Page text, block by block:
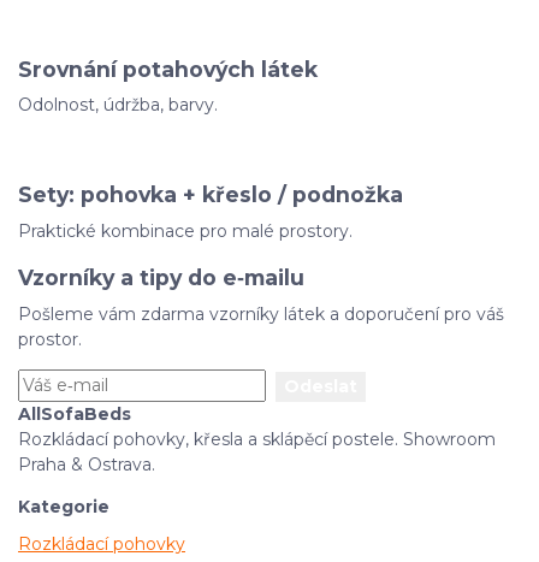
Srovnání potahových látek
Odolnost, údržba, barvy.
Sety: pohovka + křeslo / podnožka
Praktické kombinace pro malé prostory.
Vzorníky a tipy do e‑mailu
Pošleme vám zdarma vzorníky látek a doporučení pro váš
prostor.
AllSofaBeds
Rozkládací pohovky, křesla a sklápěcí postele. Showroom
Praha & Ostrava.
Kategorie
Rozkládací pohovky